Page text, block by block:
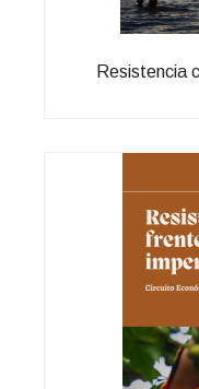
Resistencia